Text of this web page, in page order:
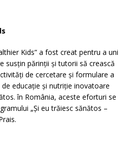
Kids” a fost creat pentru a uni
susțin părinții și tutorii să crească
de cercetare și formulare a
educație și nutriție inovatoare
în România, aceste eforturi se
„Și eu trăiesc sănătos –